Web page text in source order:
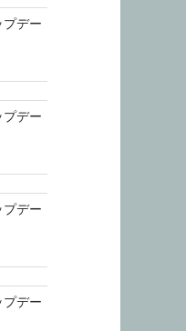
デー
デー
デー
デー